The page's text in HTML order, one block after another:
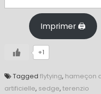
Imprimer 🖨
+1
Tagged flytying, hameçon
artificielle, sedge, terenzio